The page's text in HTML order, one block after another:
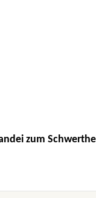
zum